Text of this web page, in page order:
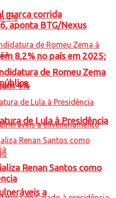
8,2% no país em 2025;
4%
a
marca corrida
aponta BTG/Nexus
de Romeu Zema
de Lula à Presidência
Renan Santos como